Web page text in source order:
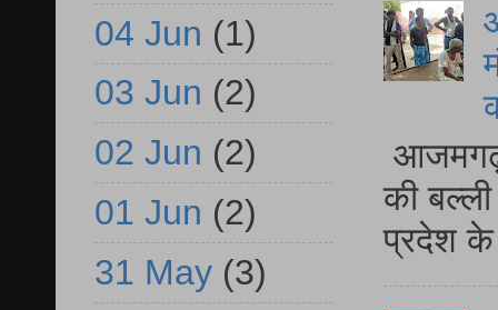
आजमगढ़
की
प्रदेश
04 Jun (1)
03 Jun (2)
02 Jun (2)
01 Jun (2)
31 May (3)